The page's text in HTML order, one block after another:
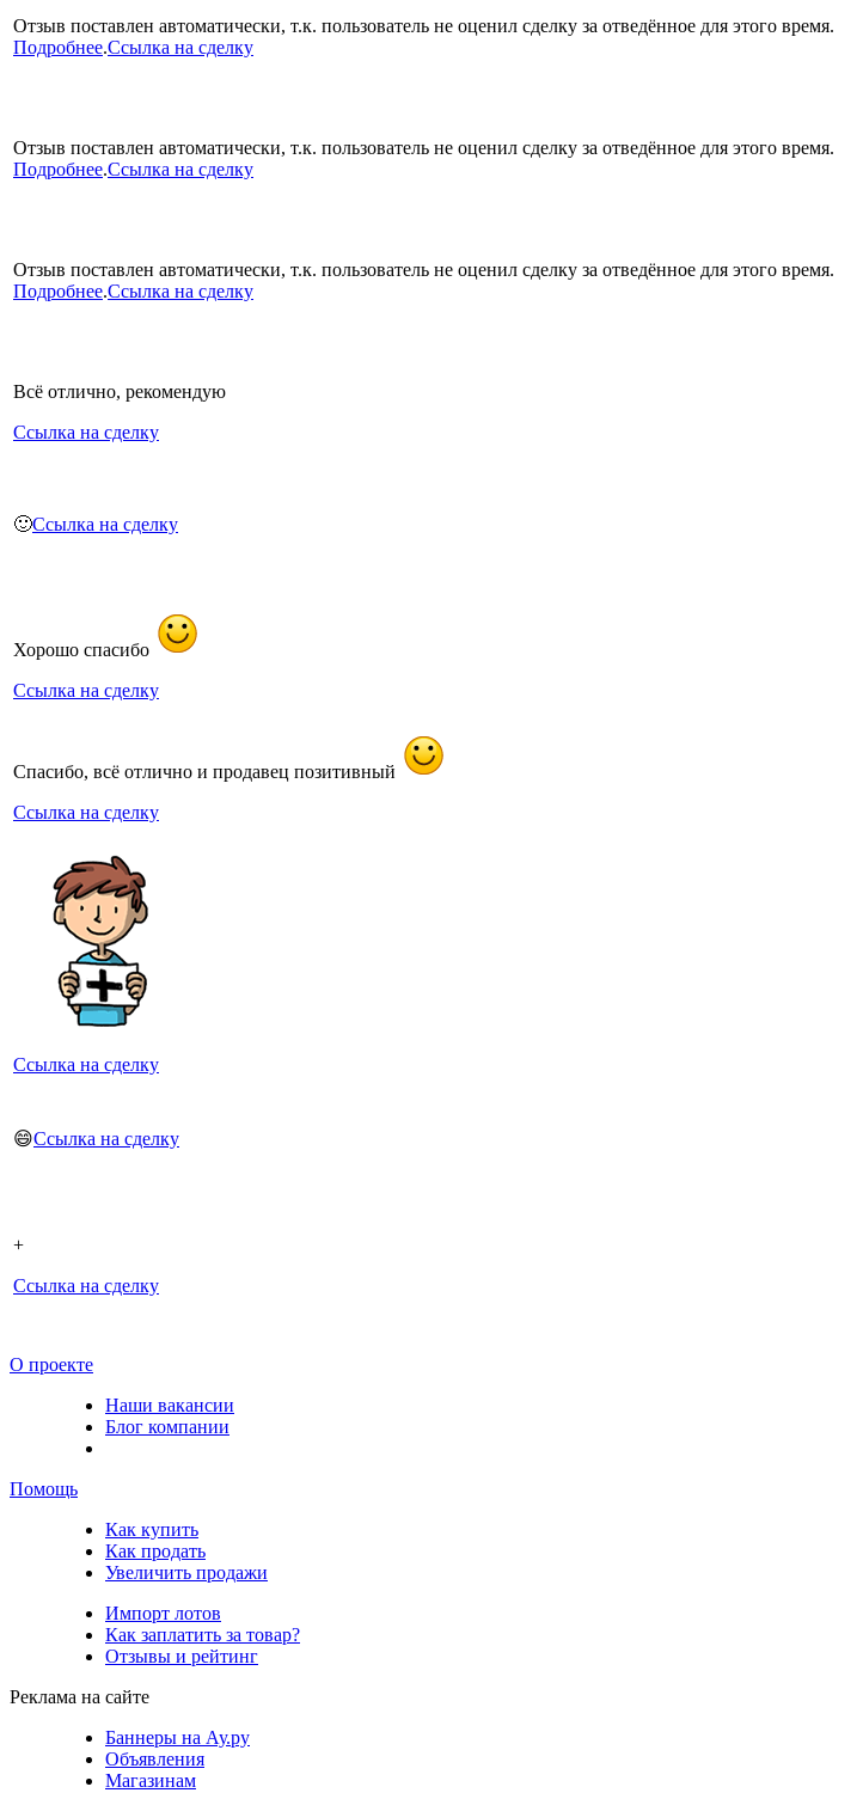
Отзыв поставлен автоматически, т.к. пользователь не оценил сделку за отведённое для этого время.
Подробнее.Ссылка на сделку
Отзыв поставлен автоматически, т.к. пользователь не оценил сделку за отведённое для этого время.
Подробнее.Ссылка на сделку
Отзыв поставлен автоматически, т.к. пользователь не оценил сделку за отведённое для этого время.
Подробнее.Ссылка на сделку
Всё отлично, рекомендую
Ссылка на сделку
🙂Ссылка на сделку
Хорошо спасибо
Ссылка на сделку
Спасибо, всё отлично и продавец позитивный
Ссылка на сделку
Ссылка на сделку
😄Ссылка на сделку
+
Ссылка на сделку
О проекте
Наши вакансии
Блог компании
Помощь
Как купить
Как продать
Увеличить продажи
Импорт лотов
Как заплатить за товар?
Отзывы и рейтинг
Реклама на сайте
Баннеры на Ау.ру
Объявления
Магазинам